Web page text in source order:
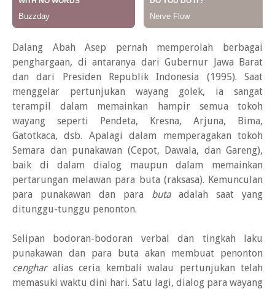
Dalang Abah Asep pernah memperolah berbagai
penghargaan, di antaranya dari Gubernur Jawa Barat
dan dari Presiden Republik Indonesia (1995). Saat
menggelar pertunjukan wayang golek, ia sangat
terampil dalam memainkan hampir semua tokoh
wayang seperti Pendeta, Kresna, Arjuna, Bima,
Gatotkaca, dsb. Apalagi dalam memperagakan tokoh
Semara dan punakawan (Cepot, Dawala, dan Gareng),
baik di dalam dialog maupun dalam memainkan
pertarungan melawan para buta (raksasa). Kemunculan
para punakawan dan para butaadalah saat yang
ditunggu-tunggu penonton.
Selipan bodoran-bodoran verbal dan tingkah laku
punakawan dan para buta akan membuat penonton
cenghar alias ceria kembali walau pertunjukan telah
memasuki waktu dini hari. Satu lagi, dialog para wayang